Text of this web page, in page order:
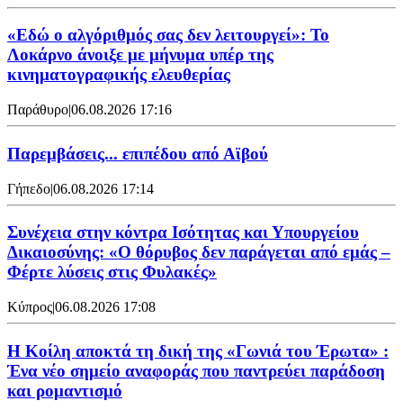
«Εδώ ο αλγόριθμός σας δεν λειτουργεί»: Το
Λοκάρνο άνοιξε με μήνυμα υπέρ της
κινηματογραφικής ελευθερίας
Παράθυρο|06.08.2026 17:16
Παρεμβάσεις... επιπέδου από Αϊβού
Γήπεδο|06.08.2026 17:14
Συνέχεια στην κόντρα Ισότητας και Υπουργείου
Δικαιοσύνης: «Ο θόρυβος δεν παράγεται από εμάς –
Φέρτε λύσεις στις Φυλακές»
Κύπρος|06.08.2026 17:08
Η Κοίλη αποκτά τη δική της «Γωνιά του Έρωτα» :
Ένα νέο σημείο αναφοράς που παντρεύει παράδοση
και ρομαντισμό